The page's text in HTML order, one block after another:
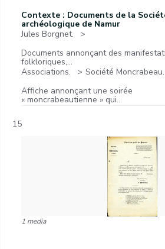
Contexte : Documents de la
archéologique de Namur
Jules Borgnet.
Documents annonçant des
folkloriques,...
Associations.
Société Moncrabeau.
Affiche annonçant une soirée
« moncrabeautienne » qui...
15
1 media